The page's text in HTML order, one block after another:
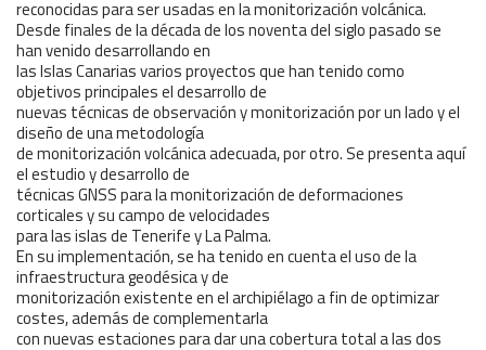
reconocidas para ser usadas en la monitorización volcánica.
Desde finales de la década de los noventa del siglo pasado se
han venido desarrollando en
las Islas Canarias varios proyectos que han tenido como
objetivos principales el desarrollo de
nuevas técnicas de observación y monitorización por un lado y el
diseño de una metodología
de monitorización volcánica adecuada, por otro. Se presenta aquí
el estudio y desarrollo de
técnicas GNSS para la monitorización de deformaciones
corticales y su campo de velocidades
para las islas de Tenerife y La Palma.
En su implementación, se ha tenido en cuenta el uso de la
infraestructura geodésica y de
monitorización existente en el archipiélago a fin de optimizar
costes, además de complementarla
con nuevas estaciones para dar una cobertura total a las dos